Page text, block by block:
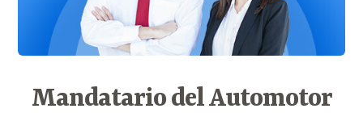
Mandatario del Automotor